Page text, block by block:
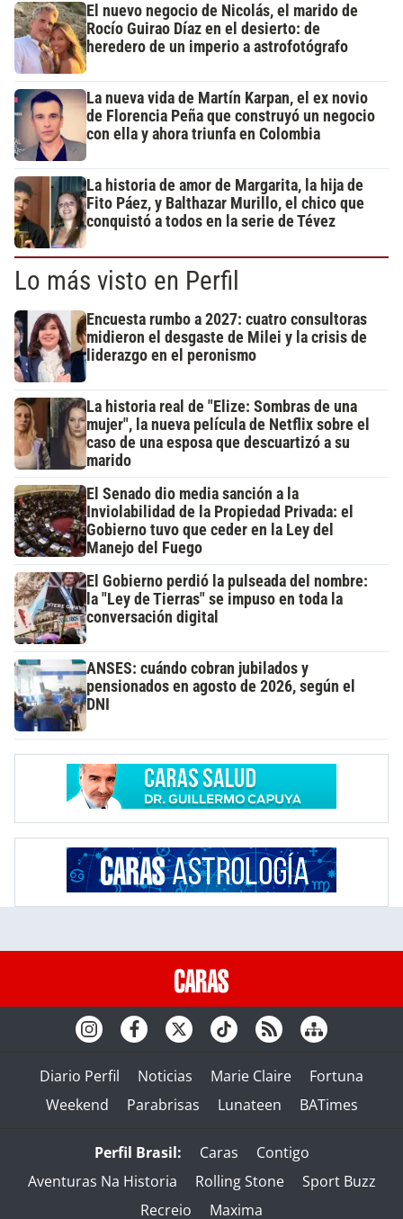
El nuevo negocio de Nicolás, el marido de
Rocío Guirao Díaz en el desierto: de
heredero de un imperio a astrofotógrafo
La nueva vida de Martín Karpan, el ex novio
de Florencia Peña que construyó un negocio
con ella y ahora triunfa en Colombia
La historia de amor de Margarita, la hija de
Fito Páez, y Balthazar Murillo, el chico que
conquistó a todos en la serie de Tévez
Lo más visto en Perfil
Encuesta rumbo a 2027: cuatro consultoras
midieron el desgaste de Milei y la crisis de
liderazgo en el peronismo
La historia real de "Elize: Sombras de una
mujer", la nueva película de Netflix sobre el
caso de una esposa que descuartizó a su
marido
El Senado dio media sanción a la
Inviolabilidad de la Propiedad Privada: el
Gobierno tuvo que ceder en la Ley del
Manejo del Fuego
El Gobierno perdió la pulseada del nombre:
la "Ley de Tierras" se impuso en toda la
conversación digital
ANSES: cuándo cobran jubilados y
pensionados en agosto de 2026, según el
DNI
Diario Perfil Noticias Marie Claire
Fortuna
Weekend
Parabrisas Lunateen BATimes
Perfil Brasil: Caras
Contigo
Aventuras Na Historia
Rolling Stone
Sport Buzz
Recreio
Maxima